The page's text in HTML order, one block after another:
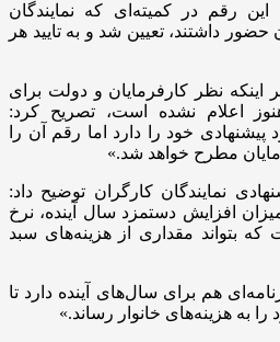
رقم در کمیته‌ای که نمایندگان
داشتند، تعیین شد و به تایید هر
اینکه نظر کارفرمایان و دولت برای
دستمزد سال ۱۴۰۴ هنوز اعلام نشده است، تصریح کرد:
پیشنهادی خود را دارد اما رقم آن را
مطرح خواهد شد.»
نمایندگان کارگران توضیح داد:
افزایش دستمزد سال آینده، نرخ
بتواند مقداری از هزینه‌های سبد
هم برای سال‌های آینده دارد تا
به هزینه‌های خانوار رساند.»